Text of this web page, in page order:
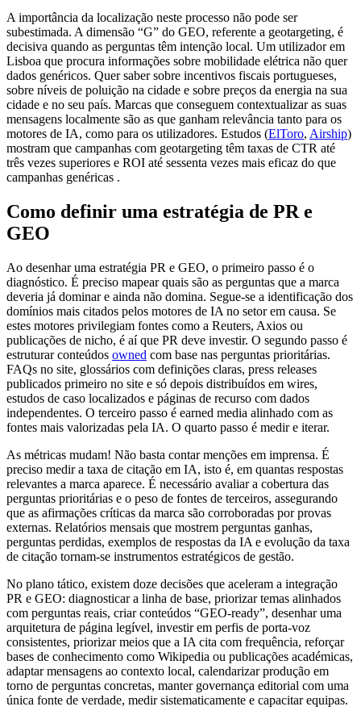
A importância da localização neste processo não pode ser
subestimada. A dimensão “G” do GEO, referente a geotargeting, é
decisiva quando as perguntas têm intenção local. Um utilizador em
Lisboa que procura informações sobre mobilidade elétrica não quer
dados genéricos. Quer saber sobre incentivos fiscais portugueses,
sobre níveis de poluição na cidade e sobre preços da energia na sua
cidade e no seu país. Marcas que conseguem contextualizar as suas
mensagens localmente são as que ganham relevância tanto para os
motores de IA, como para os utilizadores. Estudos (ElToro, Airship)
mostram que campanhas com geotargeting têm taxas de CTR até
três vezes superiores e ROI até sessenta vezes mais eficaz do que
campanhas genéricas .
Como definir uma estratégia de PR e
GEO
Ao desenhar uma estratégia PR e GEO, o primeiro passo é o
diagnóstico. É preciso mapear quais são as perguntas que a marca
deveria já dominar e ainda não domina. Segue-se a identificação dos
domínios mais citados pelos motores de IA no setor em causa. Se
estes motores privilegiam fontes como a Reuters, Axios ou
publicações de nicho, é aí que PR deve investir. O segundo passo é
estruturar conteúdos owned com base nas perguntas prioritárias.
FAQs no site, glossários com definições claras, press releases
publicados primeiro no site e só depois distribuídos em wires,
estudos de caso localizados e páginas de recurso com dados
independentes. O terceiro passo é earned media alinhado com as
fontes mais valorizadas pela IA. O quarto passo é medir e iterar.
As métricas mudam! Não basta contar menções em imprensa. É
preciso medir a taxa de citação em IA, isto é, em quantas respostas
relevantes a marca aparece. É necessário avaliar a cobertura das
perguntas prioritárias e o peso de fontes de terceiros, assegurando
que as afirmações críticas da marca são corroboradas por provas
externas. Relatórios mensais que mostrem perguntas ganhas,
perguntas perdidas, exemplos de respostas da IA e evolução da taxa
de citação tornam-se instrumentos estratégicos de gestão.
No plano tático, existem doze decisões que aceleram a integração
PR e GEO: diagnosticar a linha de base, priorizar temas alinhados
com perguntas reais, criar conteúdos “GEO-ready”, desenhar uma
arquitetura de página legível, investir em perfis de porta-voz
consistentes, priorizar meios que a IA cita com frequência, reforçar
bases de conhecimento como Wikipedia ou publicações académicas,
adaptar mensagens ao contexto local, calendarizar produção em
torno de perguntas concretas, manter governança editorial com uma
única fonte de verdade, medir sistematicamente e capacitar equipas.